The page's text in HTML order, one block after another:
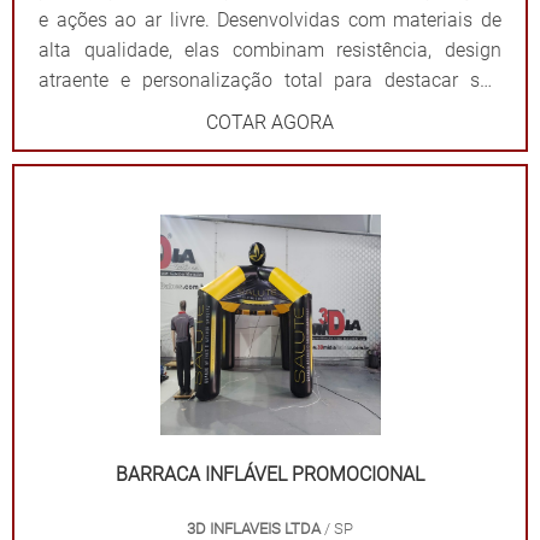
e ações ao ar livre. Desenvolvidas com materiais de
alta qualidade, elas combinam resistência, design
atraente e personalização total para destacar sua
marca de forma impactante. Cada tenda é projetada
ampla visibilidade com cores vibrantes e áreas
mensagem. Além de proteger contra sol ou chuva,
elas criam um ponto de referência visual que atrai o
público e fortalece sua presença em qualquer evento.
Por que escolher as tendas infláveis da 3D Mídia
impressões exclusivas. Praticidade: Fácil transporte,
montagem e desmontagem. Durabilidade: Feitas com
materiais resistentes para uso frequente. Impacto
visual: Garantem destaque em meio a qualquer
inesquecível com uma solução que combina
COTAR AGORA
BARRACA INFLÁVEL PROMOCIONAL
3D INFLAVEIS LTDA/ SP